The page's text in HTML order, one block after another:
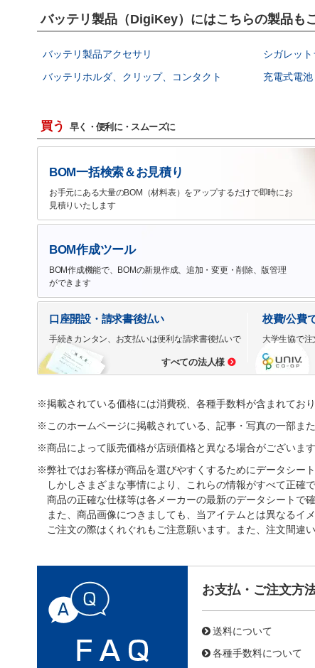
バッテリ製品（DigiKey）にはこちらの製品も
バッテリ製品アクセサリ シガレッ
バッテリホルダ、クリップ、コンタクト
充電式電池
買う 早く・便利に・スムーズに
BOM一括検索＆お見積り
お手元にある大量のBOM（材料表）をアップするだけで即時にお
見積りいたします
BOM作成ツール
BOM作成機能で、BOMの新規作成、追加・変更・削除、版管理
ができます
口座開設・請求書後払い
手続きカンタン、お支払いは便利な請求書後払いで
すべての法人様
校費/公費
大学生協で注
※掲載されている価格には消費税、各種手数料が含まれてお
※このホームページに掲載されている、記事・写真の一部ま
※商品によって販売価格が店頭価格と異なる場合がございます
※弊社ではお客様が商品を選びやすくするためにデータシー
しかしさまざまな事情により、これらの情報がすべて正確
商品の正確な仕様等は各メーカーの最新のデータシートで
また、商品画像につきましても、当アイテムとは異なるイ
ご注文の際はくれぐれもご注意願います。また、注文間違
お支払・ご注文方
送料について
各種手数料について